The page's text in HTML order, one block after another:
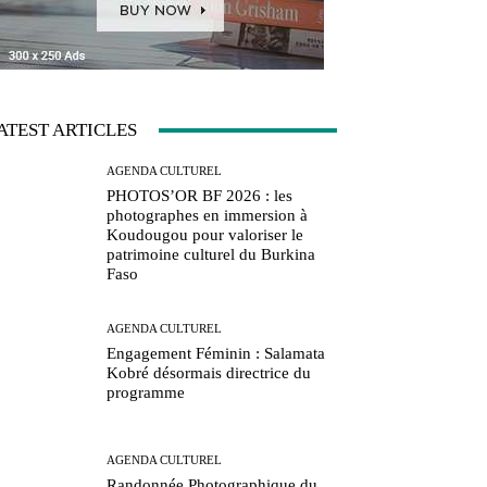
ARTICLES
AGENDA CULTUREL
PHOTOS’OR BF 2026 : les
photographes en immersion à
Koudougou pour valoriser le
patrimoine culturel du Burkina
Faso
AGENDA CULTUREL
Engagement Féminin : Salamata
Kobré désormais directrice du
programme
AGENDA CULTUREL